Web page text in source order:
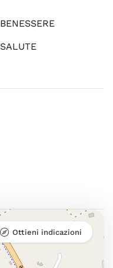
BENESSERE
SALUTE
Ottieni indicazioni